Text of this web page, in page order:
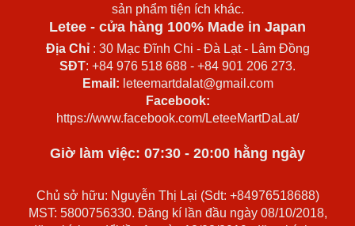
sản phẩm tiện ích khác.
Letee - cửa hàng 100% Made in Japan
Địa Chỉ: 30 Mạc Đĩnh Chi - Đà Lạt - Lâm Đồng
SĐT: +84 976 518 688 - +84 901 206 273.
Email: leteemartdalat@gmail.com
Facebook:
https://www.facebook.com/LeteeMartDaLat/
Giờ làm việc: 07:30 - 20:00 hằng ngày
Chủ sở hữu: Nguyễn Thị Lại (Sdt: +84976518688)
MST: 5800756330. Đăng kí lần đầu ngày 08/10/2018,